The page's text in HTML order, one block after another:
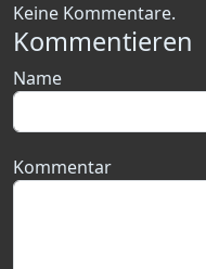
Keine Kommentare.
Kommentieren
Name
Kommentar